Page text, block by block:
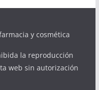
y cosmética
la reproducción
web sin autorización